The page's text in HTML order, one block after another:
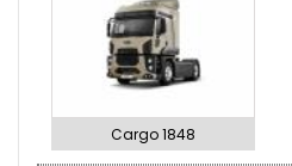
Cargo 1848